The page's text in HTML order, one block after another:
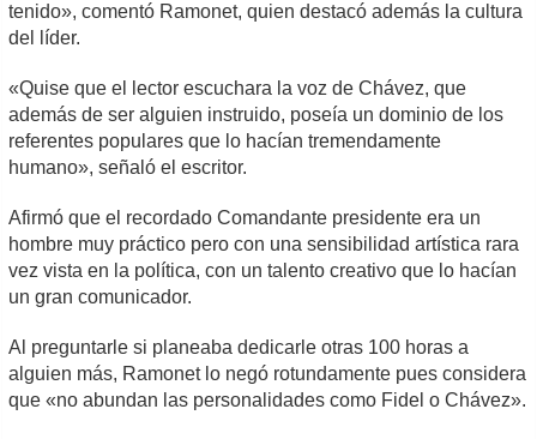
tenido», comentó Ramonet, quien destacó además la cultura
del líder.
«Quise que el lector escuchara la voz de Chávez, que
además de ser alguien instruido, poseía un dominio de los
referentes populares que lo hacían tremendamente
humano», señaló el escritor.
Afirmó que el recordado Comandante presidente era un
hombre muy práctico pero con una sensibilidad artística rara
vez vista en la política, con un talento creativo que lo hacían
un gran comunicador.
Al preguntarle si planeaba dedicarle otras 100 horas a
alguien más, Ramonet lo negó rotundamente pues considera
que «no abundan las personalidades como Fidel o Chávez».